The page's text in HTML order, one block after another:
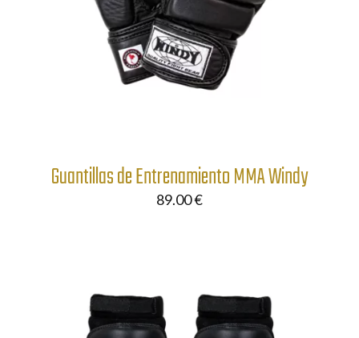
Guantillas de Entrenamiento MMA Windy
89.00€